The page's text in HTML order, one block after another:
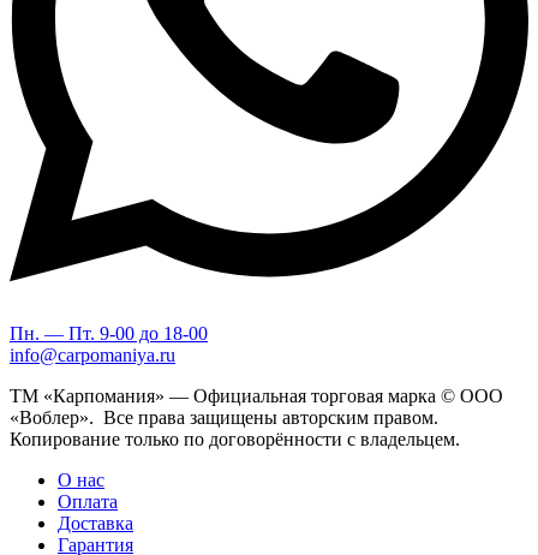
Пн. — Пт. 9-00 до 18-00
info@carpomaniya.ru
ТМ «Карпомания» — Официальная торговая марка © ООО
«Воблер». Все права защищены авторским правом.
Копирование только по договорённости с владельцем.
О нас
Оплата
Доставка
Гарантия